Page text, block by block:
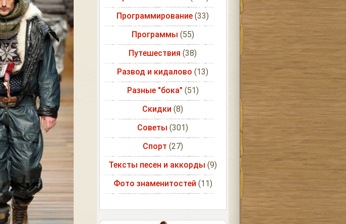
Программирование (33)
Программы (55)
Путешествия (38)
Развод и кидалово (13)
Разные "бока" (51)
Скидки (8)
Советы (301)
Спорт (27)
Тексты песен и аккорды (9)
Фото знаменитостей (11)